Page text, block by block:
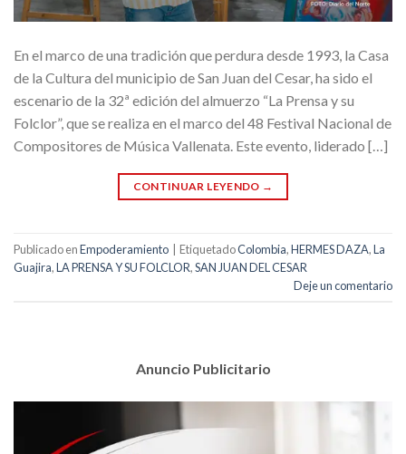
En el marco de una tradición que perdura desde 1993, la Casa
de la Cultura del municipio de San Juan del Cesar, ha sido el
escenario de la 32ª edición del almuerzo “La Prensa y su
Folclor”, que se realiza en el marco del 48 Festival Nacional de
Compositores de Música Vallenata. Este evento, liderado […]
CONTINUAR LEYENDO →
Publicado enEmpoderamiento EtiquetadoColombia,HERMES DAZA,La
Guajira,LA PRENSA Y SU FOLCLOR,SAN JUAN DEL CESAR
Deje un comentario
Anuncio Publicitario